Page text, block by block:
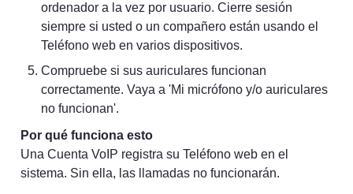
ordenador a la vez por usuario. Cierre sesión
siempre si usted o un compañero están usando el
Teléfono web en varios dispositivos.
Compruebe si sus auriculares funcionan
correctamente. Vaya a 'Mi micrófono y/o auriculares
no funcionan'.
Por qué funciona esto
Una Cuenta VoIP registra su Teléfono web en el
sistema. Sin ella, las llamadas no funcionarán.